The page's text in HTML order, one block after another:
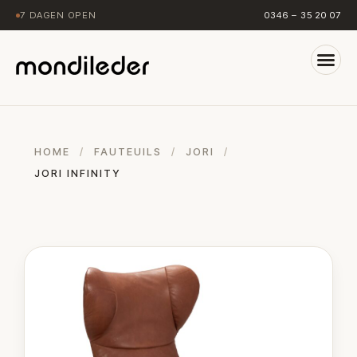
7 DAGEN OPEN 0346 – 35 20 07
HOME / FAUTEUILS / JORI
/
JORI INFINITY